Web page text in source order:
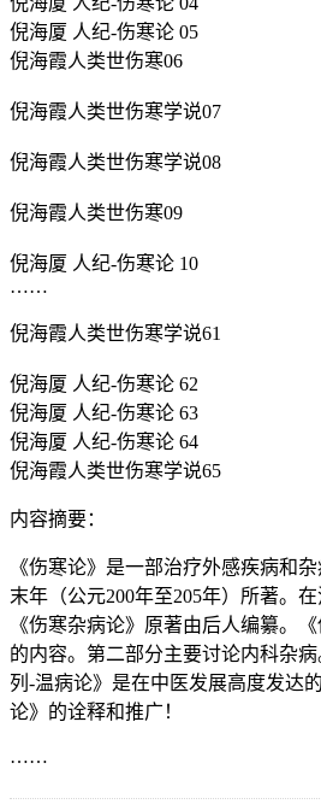
倪海厦 人纪-伤寒论 05
倪海霞人类世伤寒06
倪海霞人类世伤寒学说07
倪海霞人类世伤寒学说08
倪海霞人类世伤寒09
倪海厦 人纪-伤寒论 10
……
倪海霞人类世伤寒学说61
倪海厦 人纪-伤寒论 62
倪海厦 人纪-伤寒论 63
倪海厦 人纪-伤寒论 64
倪海霞人类世伤寒学说65
内容摘要：
《伤寒论》是一部治疗外感疾病和
末年（公元200年至205年）所著。
《伤寒杂病论》原著由后人编纂。
的内容。第二部分主要讨论内科杂
列-温病论》是在中医发展高度发达
论》的诠释和推广！
……